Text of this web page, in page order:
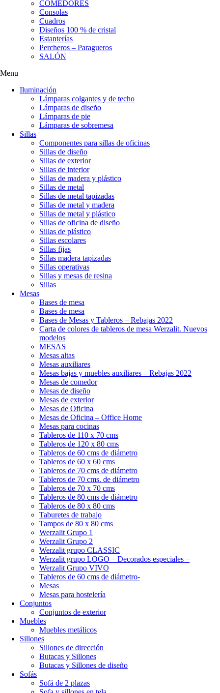
COMEDORES
Consolas
Cuadros
Diseños 100 % de cristal
Estanterías
Percheros – Paragueros
SALÓN
Menu
Iluminación
Lámparas colgantes y de techo
Lámparas de diseño
Lámparas de pie
Lámparas de sobremesa
Sillas
Componentes para sillas de oficinas
Sillas de diseño
Sillas de exterior
Sillas de interior
Sillas de madera y plástico
Sillas de metal
Sillas de metal tapizadas
Sillas de metal y madera
Sillas de metal y plástico
Sillas de oficina de diseño
Sillas de plástico
Sillas escolares
Sillas fijas
Sillas madera tapizadas
Sillas operativas
Sillas y mesas de resina
Sillas
Mesas
Bases de mesa
Bases de mesa
Bases de Mesas y Tableros – Rebajas 2022
Carta de colores de tableros de mesa Werzalit. Nuevos
modelos
MESAS
Mesas altas
Mesas auxiliares
Mesas bajas y muebles auxiliares – Rebajas 2022
Mesas de comedor
Mesas de diseño
Mesas de exterior
Mesas de Oficina
Mesas de Oficina – Office Home
Mesas para cocinas
Tableros de 110 x 70 cms
Tableros de 120 x 80 cms
Tableros de 60 cms de diámetro
Tableros de 60 x 60 cms
Tableros de 70 cms de diámetro
Tableros de 70 cms. de diámetro
Tableros de 70 x 70 cms
Tableros de 80 cms de diámetro
Tableros de 80 x 80 cms
Taburetes de trabajo
Tampos de 80 x 80 cms
Werzalit Grupo 1
Werzalit Grupo 2
Werzalit grupo CLASSIC
Werzalit grupo LOGO – Decorados especiales –
Werzalit Grupo VIVO
Tableros de 60 cms de diámetro-
Mesas
Mesas para hostelería
Conjuntos
Conjuntos de exterior
Muebles
Muebles metálicos
Sillones
Sillones de dirección
Butacas y Sillones
Butacas y Sillones de diseño
Sofás
Sofá de 2 plazas